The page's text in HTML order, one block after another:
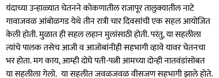
यंदाच्या उन्हाळ्यात चेतनने कोकणातील राजापूर तालुक्यातील नाटे
गावाजवळ आंबोळगड येथे तीन रात्री चार दिवसांची एक सहल आयोजित
केली होती. मुळात ही सहल लहान मुलांसाठी होती. परंतु, या सहलीला
त्यांचे पालक तसेच आजी व आजोबांनीही सहभागी व्हावे यावर चेतनचा
भर होता. मग काय, आम्ही दोघे पती-पत्नी आमच्या दोन्ही नातवंडांसोबत
या सहलीला गेलो. या सहलीत जवळजवळ वीसजण सहभागी झाले होते.